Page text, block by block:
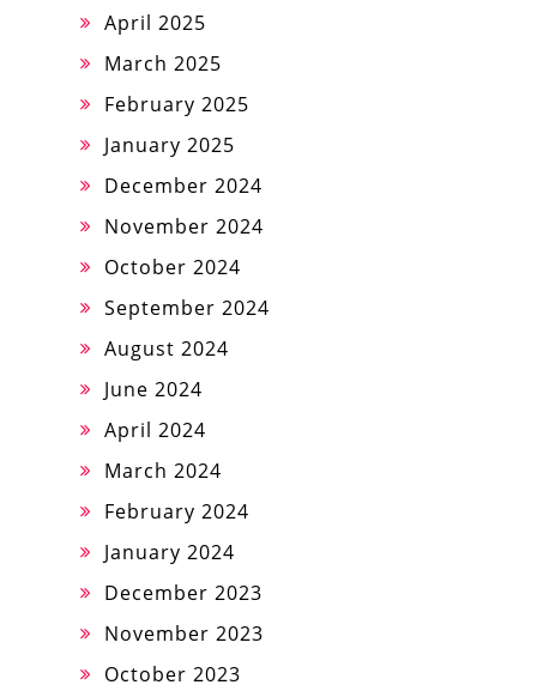
April 2025
March 2025
February 2025
January 2025
December 2024
November 2024
October 2024
September 2024
August 2024
June 2024
April 2024
March 2024
February 2024
January 2024
December 2023
November 2023
October 2023